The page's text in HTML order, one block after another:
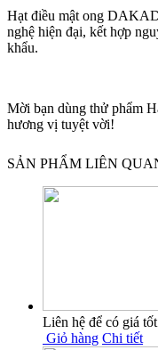
Hạt điều mật ong
nghệ hiện đại, kết hợp
khẩu.
Mời bạn dùng thử phẩm
hương vị tuyệt vời!
SẢN PHẨM LIÊN
Liên hệ để có giá tốt
Giỏ hàng Chi tiết